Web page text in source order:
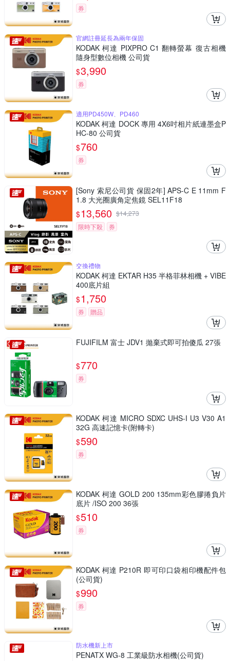
券
官網註冊延長為兩年保固
KODAK 柯達 PIXPRO C1 翻轉螢幕 復古相機
隨身型數位相機 公司貨
$3,990
券
適用PD450W、PD460
KODAK 柯達 DOCK 專用 4X6吋相片紙連墨盒P
HC-80 公司貨
$760
券
[Sony 索尼公司貨 保固2年] APS-C E 11mm F
1.8 大光圈廣角定焦鏡 SEL11F18
$13,560 $14,273
限時下殺
券
交換禮物
KODAK 柯達 EKTAR H35 半格菲林相機 + VIBE
400底片組
$1,750
券 贈品
FUJIFILM 富士 JDV1 拋棄式即可拍傻瓜 27張
$770
券
KODAK 柯達 MICRO SDXC UHS-I U3 V30 A1
32G 高速記憶卡(附轉卡)
$590
券
KODAK 柯達 GOLD 200 135mm彩色膠捲負片
底片 /ISO 200 36張
$510
券
KODAK 柯達 P210R 即可印口袋相印機配件包
(公司貨)
$990
券
防水機新上市
PENATX WG-8 工業級防水相機(公司貨)